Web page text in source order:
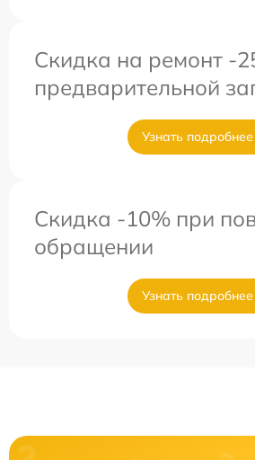
Скидка на ремонт -
предварительной
Узнать подробнее
Скидка -10% при
обращении
Узнать подробнее